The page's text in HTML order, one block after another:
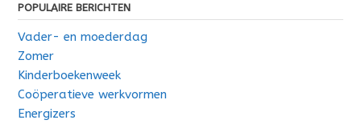
POPULAIRE BERICHTEN
Vader- en moederdag
Zomer
Kinderboekenweek
Coöperatieve werkvormen
Energizers